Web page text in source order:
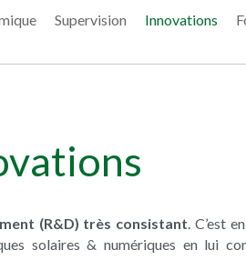
Supervision Innovations
(R&D) très consistant. C’est
solaires & numériques en lui